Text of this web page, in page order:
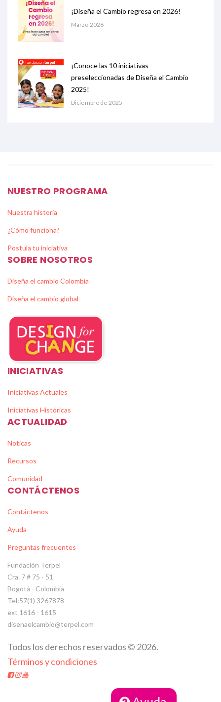
¡Diseña el Cambio regresa en 2026!
Marzo 2026
¡Conoce las 10 iniciativas
preseleccionadas de Diseña el Cambio
2025!
Diciembre de 2025
NUESTRO PROGRAMA
Nuestra historia
¿Cómo funciona?
Postula tu iniciativa
SOBRE NOSOTROS
Diseña el cambio Colombia
Diseña el cambio global
INICIATIVAS
Iniciativas Actuales
Iniciativas Históricas
ACTUALIDAD
Noticas
Recursos
Comunidad
CONTÁCTENOS
Contáctenos
Ayuda
Preguntas frecuentes
Fundación Terpel
Cra. 7 # 75 - 51
Bogotá - Colombia
Tel:57(1) 3267878
ext 1616 - 1615
disenaelcambio@terpel.com
Todos los derechos reservados © 2026.
Términos y condiciones